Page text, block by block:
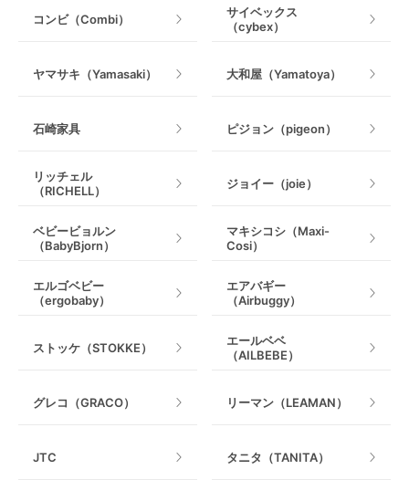
室内遊具
コンビ（Combi）
サイベックス
（cybex）
ヤマサキ（Yamasaki） 大和屋（Yamatoya）
石崎家具 ピジョン（pigeon）
リッチェル
（RICHELL）
ジョイー（joie）
ベビービョルン
（BabyBjorn）
マキシコシ（Maxi-
Cosi）
エルゴベビー
（ergobaby）
エアバギー
（Airbuggy）
ストッケ（STOKKE）
エールベベ
（AILBEBE）
グレコ（GRACO） リーマン（LEAMAN）
JTC タニタ（TANITA）